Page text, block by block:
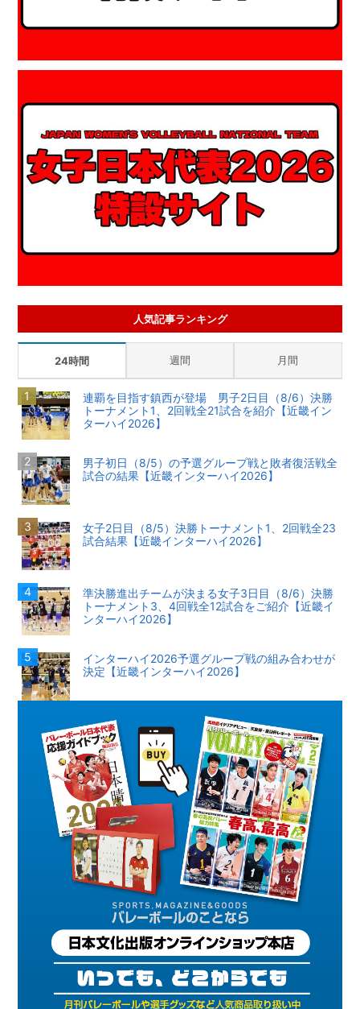
人気記事ランキング
24時間 週間 月間
連覇を目指す鎮西が登場 男子2日目（8/6）決勝
トーナメント1、2回戦全21試合を紹介【近畿イン
ターハイ2026】
男子初日（8/5）の予選グループ戦と敗者復活戦全
試合の結果【近畿インターハイ2026】
女子2日目（8/5）決勝トーナメント1、2回戦全23
試合結果【近畿インターハイ2026】
準決勝進出チームが決まる女子3日目（8/6）決勝
トーナメント3、4回戦全12試合をご紹介【近畿イ
ンターハイ2026】
インターハイ2026予選グループ戦の組み合わせが
決定【近畿インターハイ2026】